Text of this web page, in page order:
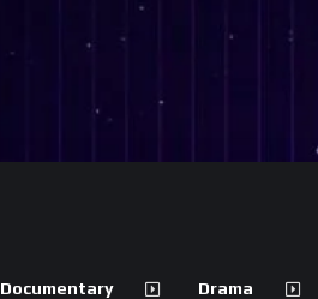
Documentary Drama